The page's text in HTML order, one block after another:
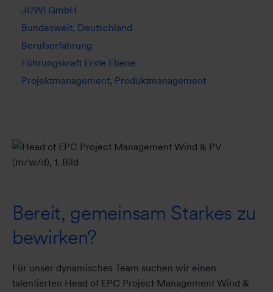
JUWI GmbH
Bundesweit, Deutschland
Berufserfahrung
Führungskraft Erste Ebene
Projektmanagement, Produktmanagement
Bereit, gemeinsam Starkes zu
bewirken?
Für unser dynamisches Team suchen wir einen
talentierten Head of EPC Project Management Wind &